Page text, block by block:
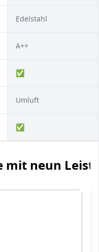
Edelstahl
A++
✅
Umluft
✅
mit neun